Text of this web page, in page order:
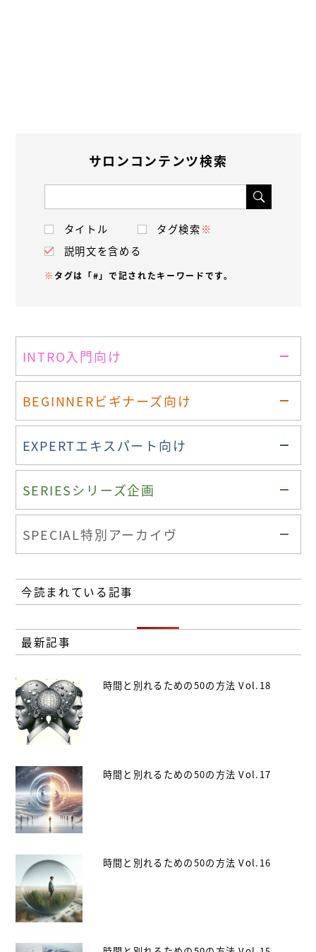
サロンコンテンツ検索
タイトル タグ検索※
説明文を含める
※ タグは「#」で記されたキーワードです。
INTRO入門向け
BEGINNERビギナーズ向け
EXPERTエキスパート向け
SERIESシリーズ企画
SPECIAL特別アーカイヴ
今読まれている記事
最新記事
時間と別れるための50の方法 Vol.18
時間と別れるための50の方法 Vol.17
時間と別れるための50の方法 Vol.16